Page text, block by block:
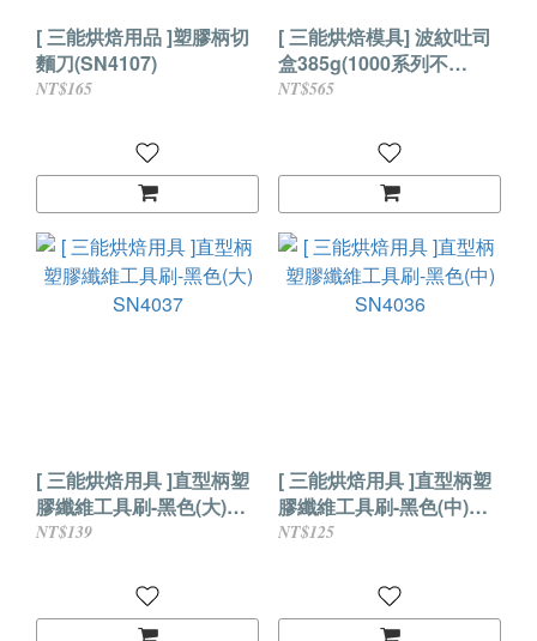
[ 三能烘焙用品 ]塑膠柄切
麵刀(SN4107)
NT$165
[ 三能烘焙模具] 波紋吐司
盒385g(1000系列不
沾)SN2083
NT$565
[ 三能烘焙用具 ]直型柄塑
膠纖維工具刷-黑色(大)
SN4037
NT$139
[ 三能烘焙用具 ]直型柄塑
膠纖維工具刷-黑色(中)
SN4036
NT$125